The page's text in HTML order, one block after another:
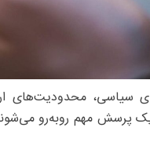
سیاسی، محدودیت‌های
یک پرسش مهم روبه‌رو